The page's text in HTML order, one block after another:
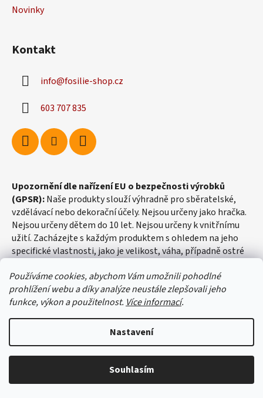
Používáme cookies, abychom Vám umožnili pohodlné
prohlížení webu a díky analýze neustále zlepšovali jeho
funkce, výkon a použitelnost. Více informací.
Nastavení
Souhlasím
Novinky
Kontakt
info@fosilie-shop.cz
603 707 835
Upozornění dle nařízení EU o bezpečnosti výrobků
(GPSR):Naše produkty slouží výhradně pro sběratelské,
vzdělávací nebo dekorační účely. Nejsou určeny jako hračka.
Nejsou určeny dětem do 10 let. Nejsou určeny k vnitřnímu
užití. Zacházejte s každým produktem s ohledem na jeho
specifické vlastnosti, jako je velikost, váha, případně ostré
Vytvořil Shoptet
fosilie-shop.cz. Všechna práva vyhrazena.
Upravit nastavení cookies